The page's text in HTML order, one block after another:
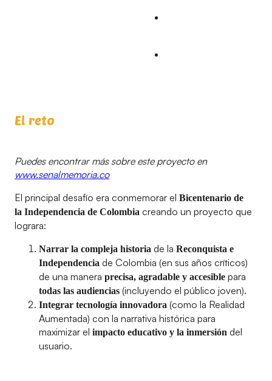
El reto
Puedes encontrar más sobre este proyecto en
www.senalmemoria.co
El principal desafío era conmemorar el Bicentenario de
la Independencia de Colombia creando un proyecto que
lograra:
Narrar la compleja historia de la Reconquista e
Independencia de Colombia (en sus años críticos)
de una manera precisa, agradable y accesible para
todas las audiencias (incluyendo el público joven).
Integrar tecnología innovadora (como la Realidad
Aumentada) con la narrativa histórica para
maximizar el impacto educativo y la inmersión del
usuario.